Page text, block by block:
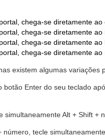
chega-se diretamente
chega-se diretamente
chega-se diretamente ao
chega-se diretamente ao
existem algumas variações
Enter do seu teclado
simultaneamente Alt + Shift +
tecle